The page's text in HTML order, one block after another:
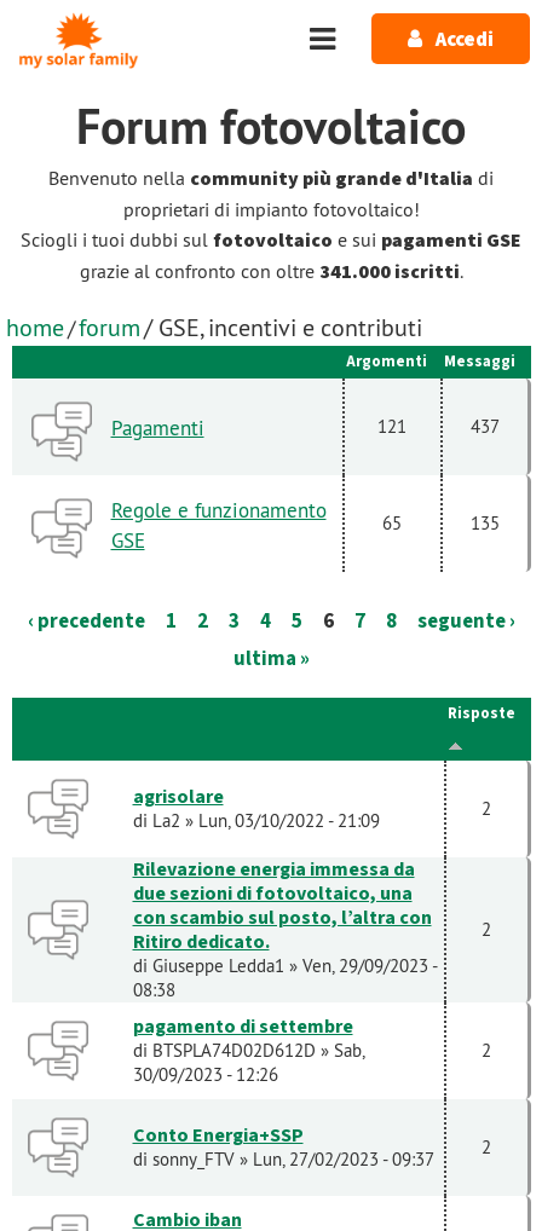
Salta al contenuto principale
Accedi
Forum fotovoltaico
Benvenuto nella community più grande d'Italia di
proprietari di impianto fotovoltaico!
Sciogli i tuoi dubbi sul fotovoltaico e sui pagamenti GSE
grazie al confronto con oltre 341.000 iscritti.
home/forum/ GSE, incentivi e contributi
Argomenti Messaggi
Pagamenti 121 437
Regole e funzionamento
GSE
65 135
‹ precedente 1 2 3 4 5 6 7 8
seguente ›
ultima »
Risposte
agrisolare
di La2 » Lun, 03/10/2022 - 21:09
2
Rilevazione energia immessa da
due sezioni di fotovoltaico, una
con scambio sul posto, l’altra con
Ritiro dedicato.
di Giuseppe Ledda1 » Ven, 29/09/2023 -
08:38
2
pagamento di settembre
di BTSPLA74D02D612D » Sab,
30/09/2023 - 12:26
2
Conto Energia+SSP
di sonny_FTV» Lun, 27/02/2023 - 09:37
2
Cambio iban